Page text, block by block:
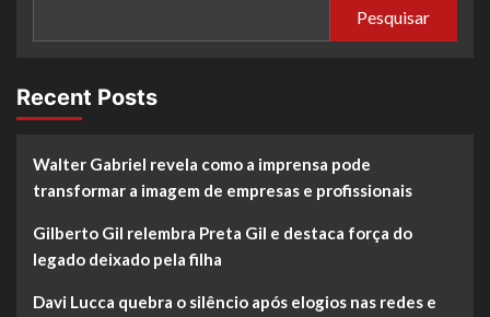
Pesquisar
Recent Posts
Walter Gabriel revela como a imprensa pode
transformar a imagem de empresas e profissionais
Gilberto Gil relembra Preta Gil e destaca força do
legado deixado pela filha
Davi Lucca quebra o silêncio após elogios nas redes e